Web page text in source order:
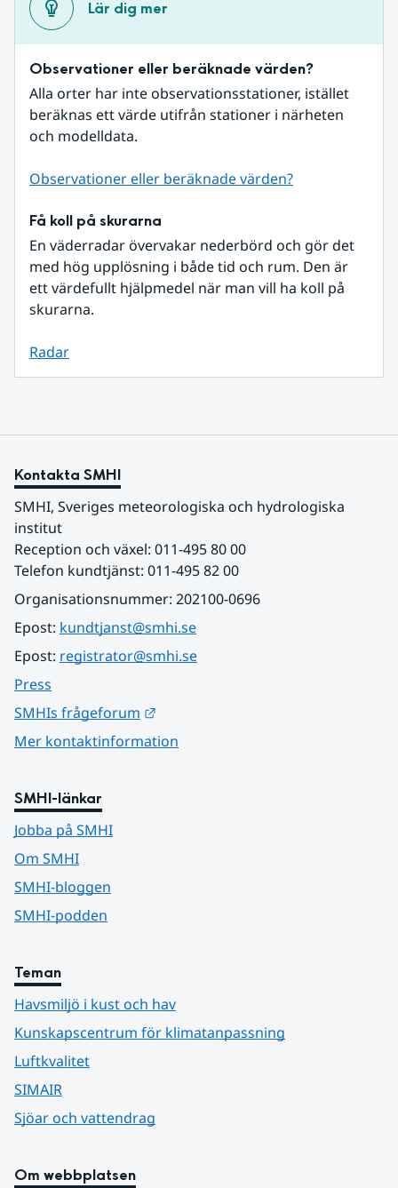
Lär dig mer
Observationer eller beräknade värden?
Alla orter har inte observationsstationer, istället
beräknas ett värde utifrån stationer i närheten
och modelldata.
Observationer eller beräknade värden?
Få koll på skurarna
En väderradar övervakar nederbörd och gör det
med hög upplösning i både tid och rum. Den är
ett värdefullt hjälpmedel när man vill ha koll på
skurarna.
Radar
Kontakta SMHI
SMHI, Sveriges meteorologiska och hydrologiska
institut
Reception och växel: 011-495 80 00
Telefon kundtjänst: 011-495 82 00
Organisationsnummer: 202100-0696
Epost: kundtjanst@smhi.se
Epost: registrator@smhi.se
Press
SMHIs frågeforum
Mer kontaktinformation
SMHI-länkar
Jobba på SMHI
Om SMHI
SMHI-bloggen
SMHI-podden
Teman
Havsmiljö i kust och hav
Kunskapscentrum för klimatanpassning
Luftkvalitet
SIMAIR
Sjöar och vattendrag
Om webbplatsen